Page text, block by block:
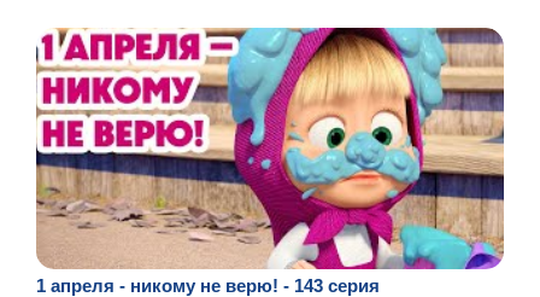
1 апреля - никому не верю! - 143 серия